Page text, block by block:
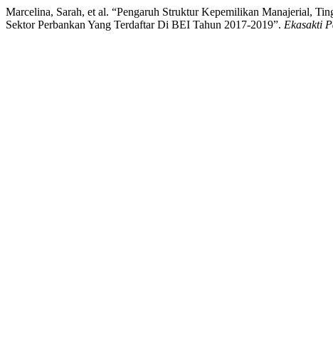
Marcelina, Sarah, et al. “Pengaruh Struktur Kepemilikan Manajerial,
Sektor Perbankan Yang Terdaftar Di BEI Tahun 2017-2019”. Ekasakti